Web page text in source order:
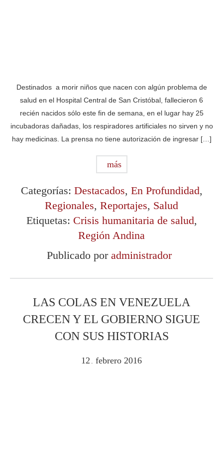
Destinados a morir niños que nacen con algún problema de
salud en el Hospital Central de San Cristóbal, fallecieron 6
recién nacidos sólo este fin de semana, en el lugar hay 25
incubadoras dañadas, los respiradores artificiales no sirven y no
hay medicinas. La prensa no tiene autorización de ingresar […]
más
Categorías: Destacados, En Profundidad,
Regionales, Reportajes, Salud
Etiquetas: Crisis humanitaria de salud,
Región Andina
Publicado por administrador
LAS COLAS EN VENEZUELA
CRECEN Y EL GOBIERNO SIGUE
CON SUS HISTORIAS
12 . febrero 2016